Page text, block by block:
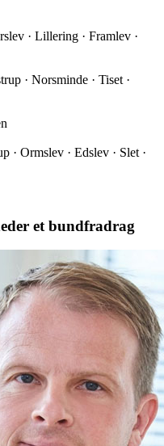
· Lillering · Framlev ·
· Norsminde · Tiset ·
· Ormslev · Edslev · Slet ·
et bundfradrag